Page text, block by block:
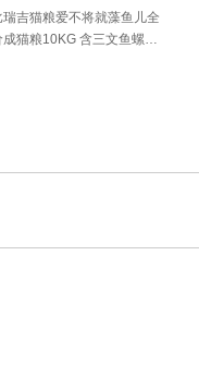
瑞吉猫粮爱不将就藻鱼儿全
成猫粮10KG 含三文鱼螺旋